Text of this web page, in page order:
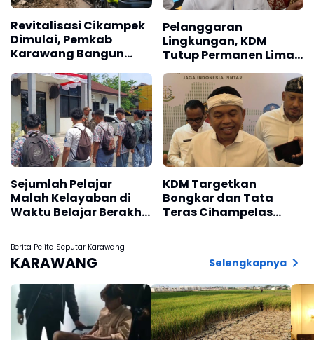
Revitalisasi Cikampek
Dimulai, Pemkab
Karawang Bangun
Terbuka Hijau
Pelanggaran
Lingkungan, KDM
Tutup Permanen Lima
Tambang Batu Kapur
di Cipatat
Sejumlah Pelajar
Malah Kelayaban di
Waktu Belajar Berakhir
Karawang
KDM Targetkan
Bongkar dan Tata
Teras Cihampelas
Berita Pelita Seputar Karawang
KARAWANG Selengkapnya